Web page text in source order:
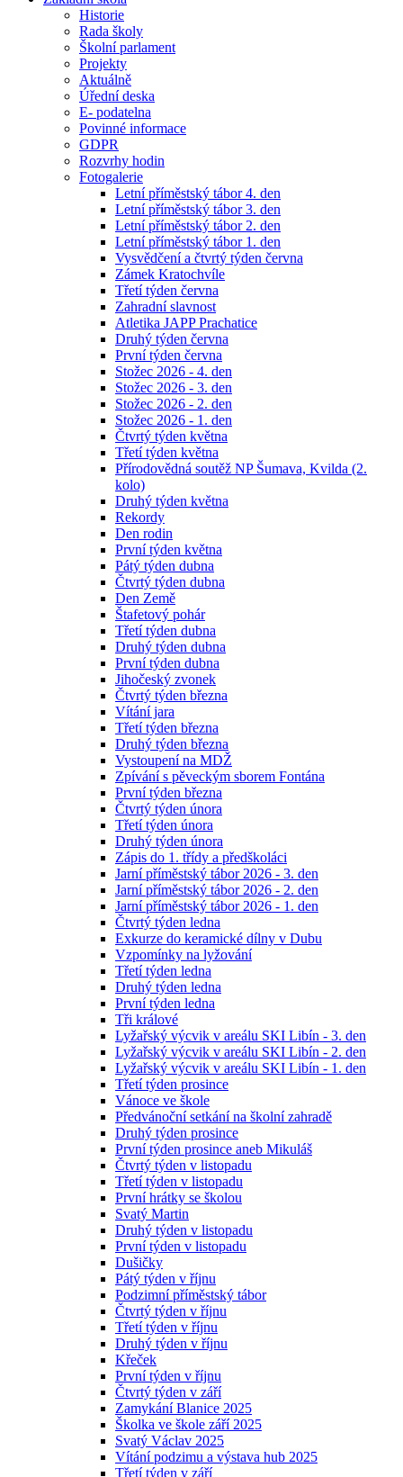
Historie
Rada školy
Školní parlament
Projekty
Aktuálně
Úřední deska
E- podatelna
Povinné informace
GDPR
Rozvrhy hodin
Fotogalerie
Letní příměstský tábor 4. den
Letní příměstský tábor 3. den
Letní příměstský tábor 2. den
Letní příměstský tábor 1. den
Vysvědčení a čtvrtý týden června
Zámek Kratochvíle
Třetí týden června
Zahradní slavnost
Atletika JAPP Prachatice
Druhý týden června
První týden června
Stožec 2026 - 4. den
Stožec 2026 - 3. den
Stožec 2026 - 2. den
Stožec 2026 - 1. den
Čtvrtý týden května
Třetí týden května
Přírodovědná soutěž NP Šumava, Kvilda (2.
kolo)
Druhý týden května
Rekordy
Den rodin
První týden května
Pátý týden dubna
Čtvrtý týden dubna
Den Země
Štafetový pohár
Třetí týden dubna
Druhý týden dubna
První týden dubna
Jihočeský zvonek
Čtvrtý týden března
Vítání jara
Třetí týden března
Druhý týden března
Vystoupení na MDŽ
Zpívání s pěveckým sborem Fontána
První týden března
Čtvrtý týden února
Třetí týden února
Druhý týden února
Zápis do 1. třídy a předškoláci
Jarní příměstský tábor 2026 - 3. den
Jarní příměstský tábor 2026 - 2. den
Jarní příměstský tábor 2026 - 1. den
Čtvrtý týden ledna
Exkurze do keramické dílny v Dubu
Vzpomínky na lyžování
Třetí týden ledna
Druhý týden ledna
První týden ledna
Tři králové
Lyžařský výcvik v areálu SKI Libín - 3. den
Lyžařský výcvik v areálu SKI Libín - 2. den
Lyžařský výcvik v areálu SKI Libín - 1. den
Třetí týden prosince
Vánoce ve škole
Předvánoční setkání na školní zahradě
Druhý týden prosince
První týden prosince aneb Mikuláš
Čtvrtý týden v listopadu
Třetí týden v listopadu
První hrátky se školou
Svatý Martin
Druhý týden v listopadu
První týden v listopadu
Dušičky
Pátý týden v říjnu
Podzimní příměstský tábor
Čtvrtý týden v říjnu
Třetí týden v říjnu
Druhý týden v říjnu
Křeček
První týden v říjnu
Čtvrtý týden v září
Zamykání Blanice 2025
Školka ve škole září 2025
Svatý Václav 2025
Vítání podzimu a výstava hub 2025
Třetí týden v září